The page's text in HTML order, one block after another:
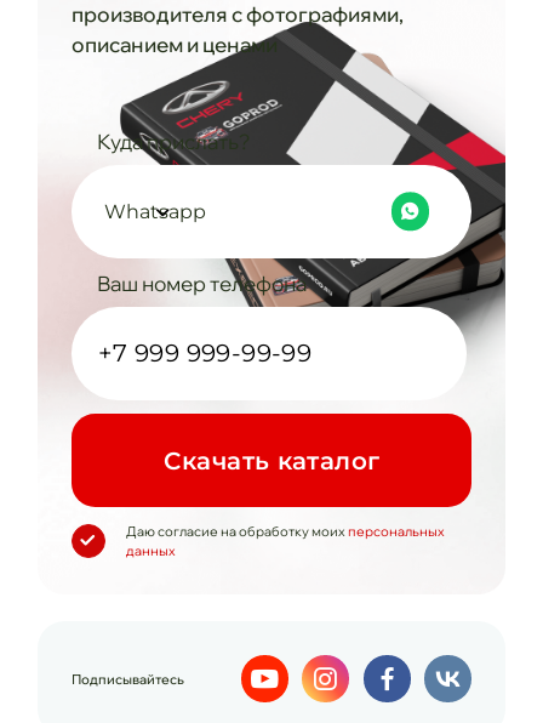
производителя с фотографиями,
описанием и ценами
Куда прислать?
Whatsapp
Ваш номер телефона
Cкачать каталог
Даю согласие на обработку моих персональных
данных
Подписывайтесь